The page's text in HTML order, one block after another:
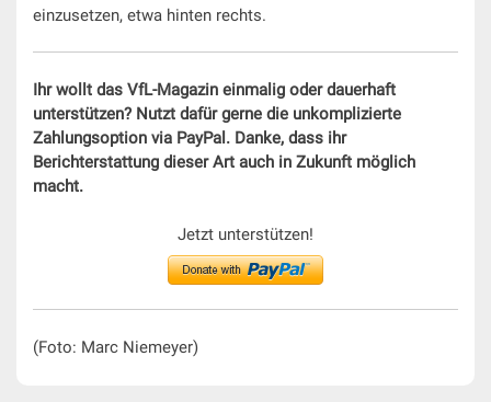
einzusetzen, etwa hinten rechts.
Ihr wollt das VfL-Magazin einmalig oder dauerhaft
unterstützen? Nutzt dafür gerne die unkomplizierte
Zahlungsoption via PayPal. Danke, dass ihr
Berichterstattung dieser Art auch in Zukunft möglich
macht.
Jetzt unterstützen!
(Foto: Marc Niemeyer)